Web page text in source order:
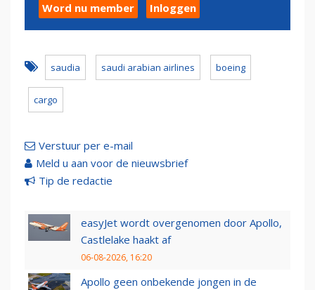
Word nu member Inloggen
saudia saudi arabian airlines boeing
cargo
Verstuur per e-mail
Meld u aan voor de nieuwsbrief
Tip de redactie
easyJet wordt overgenomen door Apollo,
Castlelake haakt af
06-08-2026, 16:20
Apollo geen onbekende jongen in de